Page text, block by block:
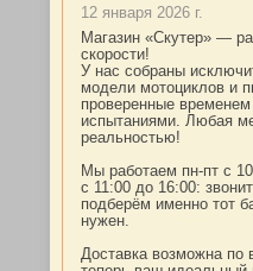
12 января 2026 г.
Магазин «Скутер» —
скорости!
У нас собраны
модели мотоциклов и
проверенные
испытаниями. Любая
реальностью!
Мы работаем пн-пт с
с 11:00 до 16:00:
подберём именно тот
нужен.
Доставка возможна по